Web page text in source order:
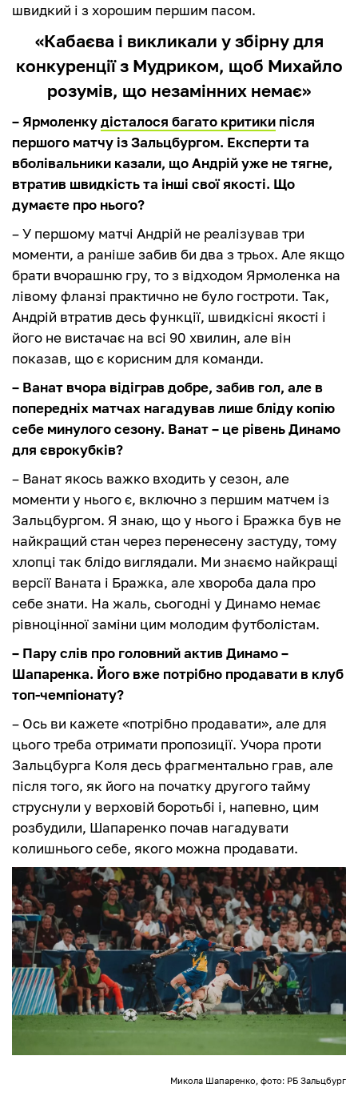
швидкий і з хорошим першим пасом.
«Кабаєва і викликали у збірну для
конкуренції з Мудриком, щоб Михайло
розумів, що незамінних немає»
– Ярмоленкудісталося багато критики після
першого матчу із Зальцбургом. Експерти та
вболівальники казали, що Андрій уже не тягне,
втратив швидкість та інші свої якості. Що
думаєте про нього?
– У першому матчі Андрій не реалізував три
моменти, а раніше забив би два з трьох. Але якщо
брати вчорашню гру, то з відходом Ярмоленка на
лівому фланзі практично не було гостроти. Так,
Андрій втратив десь функції, швидкісні якості і
його не вистачає на всі 90 хвилин, але він
показав, що є корисним для команди.
– Ванат вчора відіграв добре, забив гол, але в
попередніх матчах нагадував лише бліду копію
себе минулого сезону. Ванат – це рівень Динамо
для єврокубків?
– Ванат якось важко входить у сезон, але
моменти у нього є, включно з першим матчем із
Зальцбургом. Я знаю, що у нього і Бражка був не
найкращий стан через перенесену застуду, тому
хлопці так блідо виглядали. Ми знаємо найкращі
версії Ваната і Бражка, але хвороба дала про
себе знати. На жаль, сьогодні у Динамо немає
рівноцінної заміни цим молодим футболістам.
– Пару слів про головний актив Динамо –
Шапаренка. Його вже потрібно продавати в клуб
топ-чемпіонату?
– Ось ви кажете «потрібно продавати», але для
цього треба отримати пропозиції. Учора проти
Зальцбурга Коля десь фрагментально грав, але
після того, як його на початку другого тайму
струснули у верховій боротьбі і, напевно, цим
розбудили, Шапаренко почав нагадувати
колишнього себе, якого можна продавати.
Микола Шапаренко, фото: РБ Зальцбург